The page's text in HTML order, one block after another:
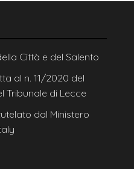
Città e del Salento
al n. 11/2020 del
Tribunale di Lecce
dal Ministero